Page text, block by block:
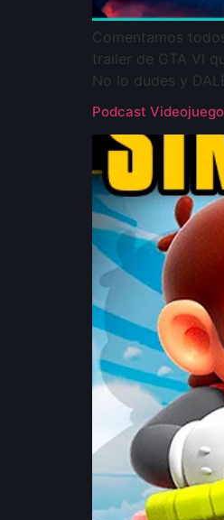
Comentamos
trailer de GTA VI
No lo dudes y
Podcast